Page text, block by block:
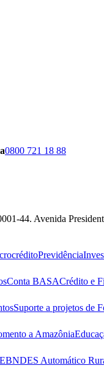
0800 721 18 88
Avenida
Previdência
Conta BASACrédito e
Suporte a projetos de
a Amazônia
BNDES Automático